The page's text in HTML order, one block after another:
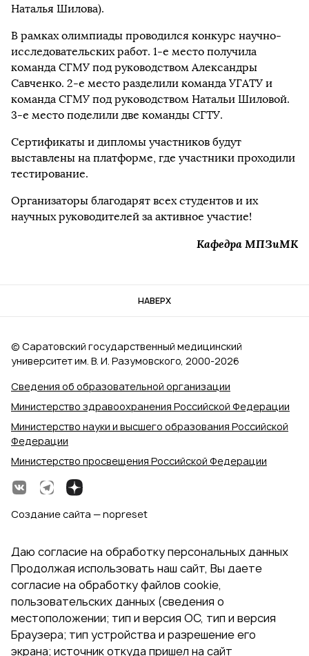
Наталья Шилова).
В рамках олимпиады проводился конкурс научно-
исследовательских работ. 1-е место получила
команда СГМУ под руководством Александры
Савченко. 2-е место разделили команда УГАТУ и
команда СГМУ под руководством Натальи Шиловой.
3-е место поделили две команды СГТУ.
Сертификаты и дипломы участников будут
выставлены на платформе, где участники проходили
тестирование.
Организаторы благодарят всех студентов и их
научных руководителей за активное участие!
Кафедра МПЗиМК
НАВЕРХ
Сведения об образовательной организации
Министерство здравоохранения Российской Федерации
Министерство науки и высшего образования Российской
Федерации
Министерство просвещения Российской Федерации
© Саратовский государственный медицинский
университет им. В. И. Разумовского, 2000‑2026
Создание сайта — nopreset
Даю согласие на обработку персональных данных
Продолжая использовать наш сайт, Вы даете
согласие на обработку файлов cookie,
пользовательских данных (сведения о
местоположении; тип и версия ОС, тип и версия
Браузера; тип устройства и разрешение его
экрана; источник откуда пришел на сайт